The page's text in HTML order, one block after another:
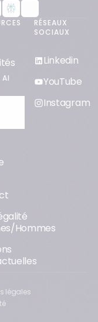
AI
Hommes
RÉSEAUX
SOCIAUX
Linkedin
YouTube
Instagram
légales